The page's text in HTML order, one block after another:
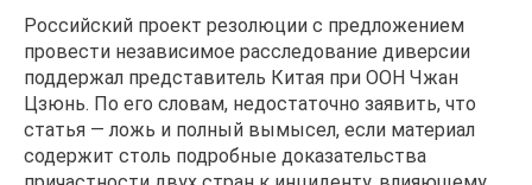
Российский проект резолюции с предложением
провести независимое расследование диверсии
поддержал представитель Китая при ООН Чжан
Цзюнь. По его словам, недостаточно заявить, что
статья — ложь и полный вымысел, если материал
содержит столь подробные доказательства